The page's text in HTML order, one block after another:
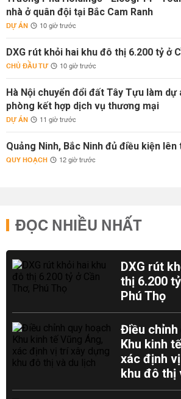
nhà ở quân đội tại Bắc Cam Ranh
DỰ ÁN 10 giờ trước
DXG rút khỏi hai khu đô thị 6.200 tỷ ở
CHỦ ĐẦU TƯ 10 giờ trước
Hà Nội chuyển đổi đất Tây Tựu làm
phòng kết hợp dịch vụ thương mại
DỰ ÁN 11 giờ trước
Quảng Ninh, Bắc Ninh đủ điều kiện lên
QUY HOẠCH 12 giờ trước
ĐỌC NHIỀU NHẤT
DXG rút
thị 6.200
Phú Thọ
Điều chỉnh
Khu kinh
xác định
khu đô thị